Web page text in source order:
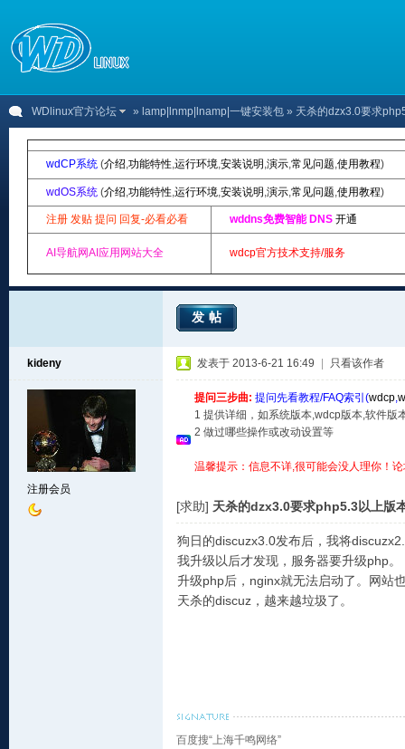
WDlinux官方论坛 » lamp|lnmp|lnamp|一键安装包 » 天杀的dzx3.0要求
wdCP系统 (介绍,功能特性,运行环境,安装说明 ,演示,常见问题,使用教程)
wdOS系统 (介绍,功能特性,运行环境,安装说明 ,演示,常见问题,使用教程)
注册 发贴 提问 回复-必看必看 wddns免费智能 DNS 开通
AI导航网AI应用网站大全 wdcp官方技术支持/服务
发帖
kideny
注册会员
发表于 2013-6-21 16:49 只看该作者
提问三步曲: 提问先看教程/FAQ索引(wdcp,
1 提供详细，如系统版本,wdcp版本,软件版
2 做过哪些操作或改动设置等
温馨提示：信息不详,很可能会没人理你！
[求助] 天杀的dzx3.0要求php5.3以上版
狗日的discuzx3.0发布后，我将
我升级以后才发现，服务器要升级php。
升级php后，nginx就无法启动了。网站
天杀的discuz，越来越垃圾了。
百度搜“上海千鸣网络”